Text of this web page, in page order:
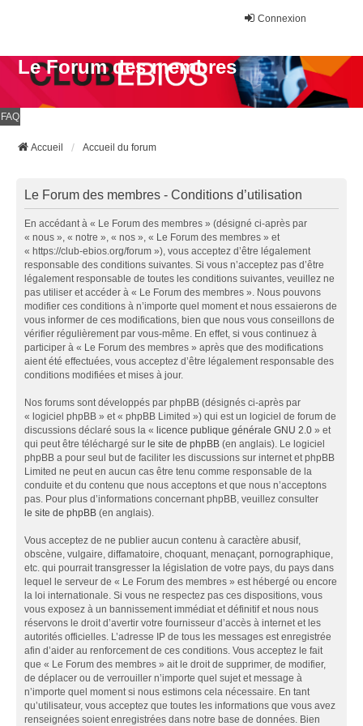
Connexion
Le Forum des membres
FAQ
Accueil Accueil du forum
Le Forum des membres - Conditions d’utilisation
En accédant à « Le Forum des membres » (désigné ci-après par
« nous », « notre », « nos », « Le Forum des membres » et
« https://club-ebios.org/forum »), vous acceptez d’être légalement
responsable des conditions suivantes. Si vous n’acceptez pas d’être
légalement responsable de toutes les conditions suivantes, veuillez ne
pas utiliser et accéder à « Le Forum des membres ». Nous pouvons
modifier ces conditions à n’importe quel moment et nous essaierons de
vous informer de ces modifications, bien que nous vous conseillons de
vérifier régulièrement par vous-même. En effet, si vous continuez à
participer à « Le Forum des membres » après que des modifications
aient été effectuées, vous acceptez d’être légalement responsable des
conditions modifiées et mises à jour.
Nos forums sont développés par phpBB (désignés ci-après par
« logiciel phpBB » et « phpBB Limited ») qui est un logiciel de forum de
discussions déclaré sous la « licence publique générale GNU 2.0 » et
qui peut être téléchargé sur le site de phpBB (en anglais). Le logiciel
phpBB a pour seul but de faciliter les discussions sur internet et phpBB
Limited ne peut en aucun cas être tenu comme responsable de la
conduite et du contenu que nous acceptons et que nous n’acceptons
pas. Pour plus d’informations concernant phpBB, veuillez consulter
le site de phpBB (en anglais).
Vous acceptez de ne publier aucun contenu à caractère abusif,
obscène, vulgaire, diffamatoire, choquant, menaçant, pornographique,
etc. qui pourrait transgresser la législation de votre pays, du pays dans
lequel le serveur de « Le Forum des membres » est hébergé ou encore
la loi internationale. Si vous ne respectez pas ces dispositions, vous
vous exposez à un bannissement immédiat et définitif et nous nous
réservons le droit d’avertir votre fournisseur d’accès à internet et les
autorités officielles. L’adresse IP de tous les messages est enregistrée
afin d’aider au renforcement de ces conditions. Vous acceptez le fait
que « Le Forum des membres » ait le droit de supprimer, de modifier,
de déplacer ou de verrouiller n’importe quel sujet et message à
n’importe quel moment si nous estimons cela nécessaire. En tant
qu’utilisateur, vous acceptez que toutes les informations que vous avez
renseignées soient enregistrées dans notre base de données. Bien